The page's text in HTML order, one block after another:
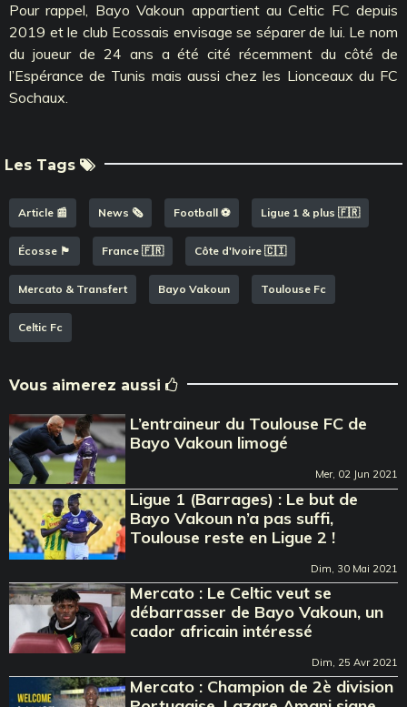
Pour rappel, Bayo Vakoun appartient au Celtic FC depuis
2019 et le club Ecossais envisage se séparer de lui. Le nom
du joueur de 24 ans a été cité récemment du côté de
l’Espérance de Tunis mais aussi chez les Lionceaux du FC
Sochaux.
Les Tags
Article 📰 News 🗞️ Football ⚽️ Ligue 1 & plus 🇫🇷
Écosse 🏴󠁧󠁢󠁳󠁣󠁴󠁿 France 🇫🇷 Côte d'Ivoire 🇨🇮
Mercato & Transfert Bayo Vakoun Toulouse Fc
Celtic Fc
Vous aimerez aussi
L’entraineur du Toulouse FC de
Bayo Vakoun limogé
Mer, 02 Jun 2021
Ligue 1 (Barrages) : Le but de
Bayo Vakoun n’a pas suffi,
Toulouse reste en Ligue 2 !
Dim, 30 Mai 2021
Mercato : Le Celtic veut se
débarrasser de Bayo Vakoun, un
cador africain intéressé
Dim, 25 Avr 2021
Mercato : Champion de 2è division